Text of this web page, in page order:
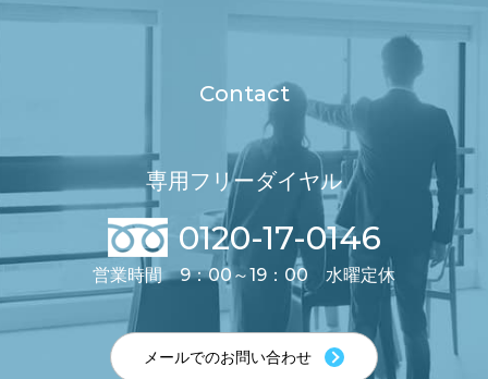
Contact
専用フリーダイヤル
0120-17-0146
営業時間 9：00～19：00 水曜定休
メールでのお問い合わせ